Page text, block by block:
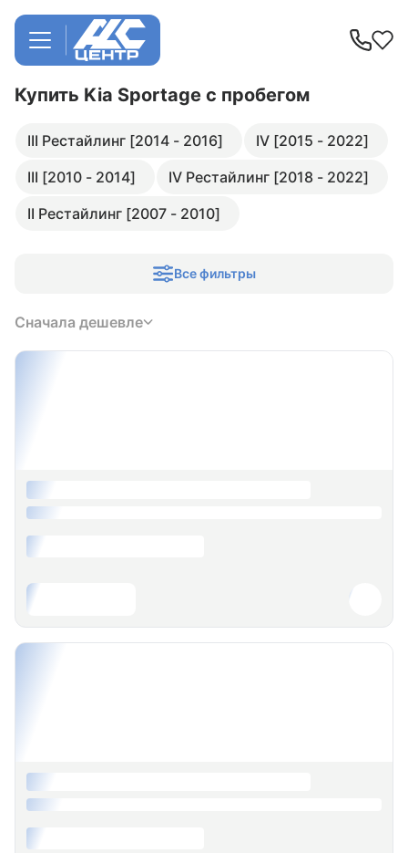
Купить Kia Sportage с пробегом
III Рестайлинг [2014 - 2016]
IV [2015 - 2022]
III [2010 - 2014]
IV Рестайлинг [2018 - 2022]
II Рестайлинг [2007 - 2010]
Все фильтры
Сначала дешевле